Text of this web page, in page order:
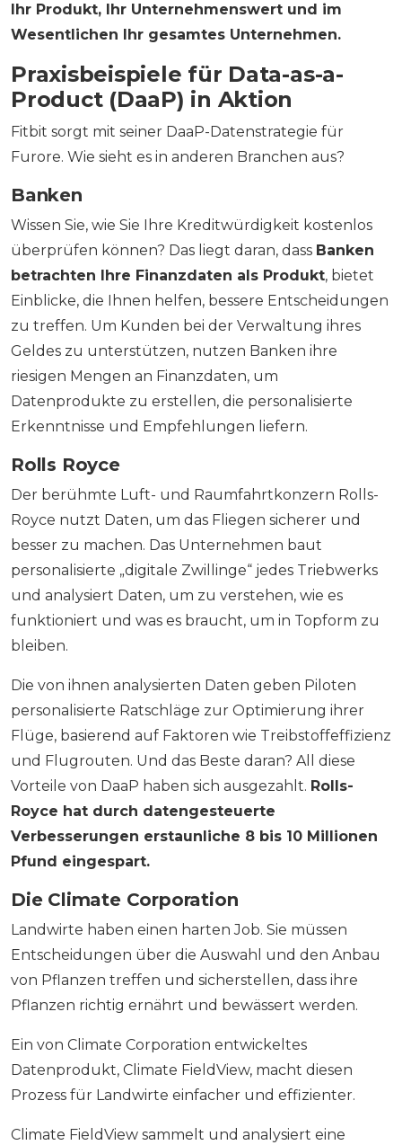
Ihr Produkt, Ihr Unternehmenswert und im
Wesentlichen Ihr gesamtes Unternehmen.
Praxisbeispiele für Data-as-a-
Product (DaaP) in Aktion
Fitbit sorgt mit seiner DaaP-Datenstrategie für
Furore. Wie sieht es in anderen Branchen aus?
Banken
Wissen Sie, wie Sie Ihre Kreditwürdigkeit kostenlos
überprüfen können? Das liegt daran, dass Banken
betrachten Ihre Finanzdaten als Produkt, bietet
Einblicke, die Ihnen helfen, bessere Entscheidungen
zu treffen. Um Kunden bei der Verwaltung ihres
Geldes zu unterstützen, nutzen Banken ihre
riesigen Mengen an Finanzdaten, um
Datenprodukte zu erstellen, die personalisierte
Erkenntnisse und Empfehlungen liefern.
Rolls Royce
Der berühmte Luft- und Raumfahrtkonzern Rolls-
Royce nutzt Daten, um das Fliegen sicherer und
besser zu machen. Das Unternehmen baut
personalisierte „digitale Zwillinge“ jedes Triebwerks
und analysiert Daten, um zu verstehen, wie es
funktioniert und was es braucht, um in Topform zu
bleiben.
Die von ihnen analysierten Daten geben Piloten
personalisierte Ratschläge zur Optimierung ihrer
Flüge, basierend auf Faktoren wie Treibstoffeffizienz
und Flugrouten. Und das Beste daran? All diese
Vorteile von DaaP haben sich ausgezahlt. Rolls-
Royce hat durch datengesteuerte
Verbesserungen erstaunliche 8 bis 10 Millionen
Pfund eingespart.
Die Climate Corporation
Landwirte haben einen harten Job. Sie müssen
Entscheidungen über die Auswahl und den Anbau
von Pflanzen treffen und sicherstellen, dass ihre
Pflanzen richtig ernährt und bewässert werden.
Ein von Climate Corporation entwickeltes
Datenprodukt, Climate FieldView, macht diesen
Prozess für Landwirte einfacher und effizienter.
Climate FieldView sammelt und analysiert eine